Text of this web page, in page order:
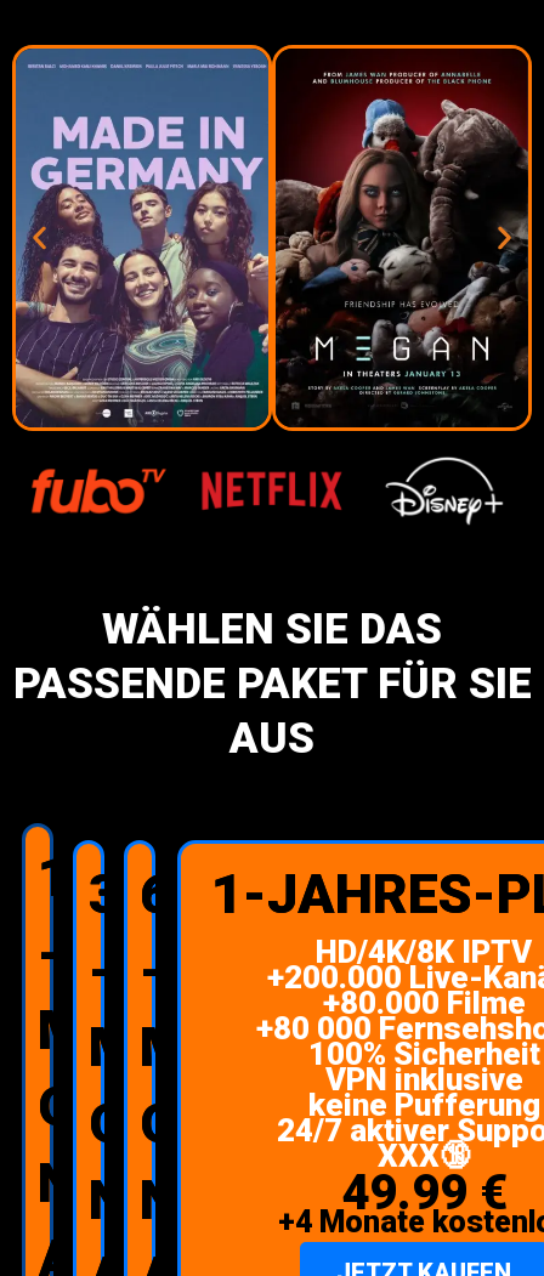
WÄHLEN SIE DAS
PASSENDE PAKET FÜR SIE
AUS
1
-
M
O
N
A
3
-
M
O
N
6
-
M
O
N
1-JAHRES-
HD/4K/8K IPTV
+200.000 Live-
+80.000 Filme
+80 000
100% Sicherheit
VPN inklusive
keine Pufferung
24/7 aktiver
XXX🔞
49.99 €
+4 Monate